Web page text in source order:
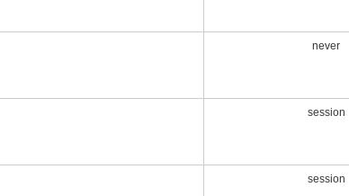
never
session
session